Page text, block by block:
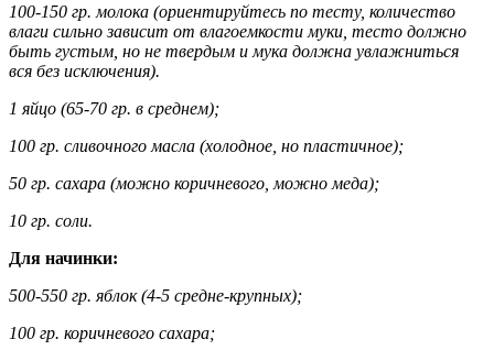
100-150 гр. молока (ориентируйтесь по тесту, количество
влаги сильно зависит от влагоемкости муки, тесто должно
быть густым, но не твердым и мука должна увлажниться
вся без исключения).
1 яйцо (65-70 гр. в среднем);
100 гр. сливочного масла (холодное, но пластичное);
50 гр. сахара (можно коричневого, можно меда);
10 гр. соли.
Для начинки:
500-550 гр. яблок (4-5 средне-крупных);
100 гр. коричневого сахара;